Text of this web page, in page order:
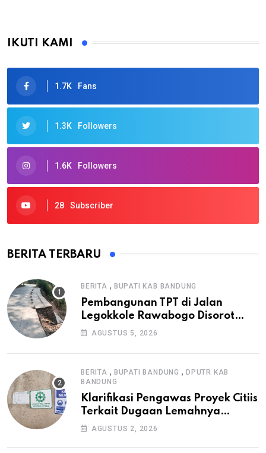
IKUTI KAMI
1.7K Fans
1.3K Followers
1.6K Followers
28 Subscriber
BERITA TERBARU
BERITA , BUPATI KAB BANDUNG
Pembangunan TPT di Jalan
Legokkole Rawabogo Disorot
Warga, Selesai Tanpa Papan
AGUSTUS 5, 2026
BERITA , BUPATI BANDUNG ,DPUTR KAB
BANDUNG
Klarifikasi Pengawas Proyek Citiis
Terkait Dugaan Lemahnya
Pengawasan K3
AGUSTUS 2, 2026